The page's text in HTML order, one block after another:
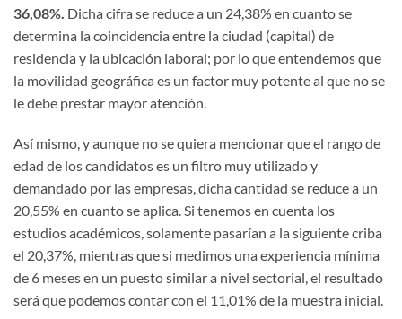
36,08%. Dicha cifra se reduce a un 24,38% en cuanto se
determina la coincidencia entre la ciudad (capital) de
residencia y la ubicación laboral; por lo que entendemos que
la movilidad geográfica es un factor muy potente al que no se
le debe prestar mayor atención.
Así mismo, y aunque no se quiera mencionar que el rango de
edad de los candidatos es un filtro muy utilizado y
demandado por las empresas, dicha cantidad se reduce a un
20,55% en cuanto se aplica. Si tenemos en cuenta los
estudios académicos, solamente pasarían a la siguiente criba
el 20,37%, mientras que si medimos una experiencia mínima
de 6 meses en un puesto similar a nivel sectorial, el resultado
será que podemos contar con el 11,01% de la muestra inicial.